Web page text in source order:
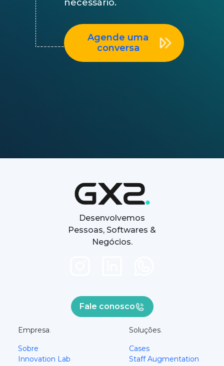
necessário.
Agende uma
conversa
Desenvolvemos
Pessoas, Softwares &
Negócios.
Fale conosco
Empresa.
Sobre
Innovation Lab
Soluções.
Cases
Staff Augmentation